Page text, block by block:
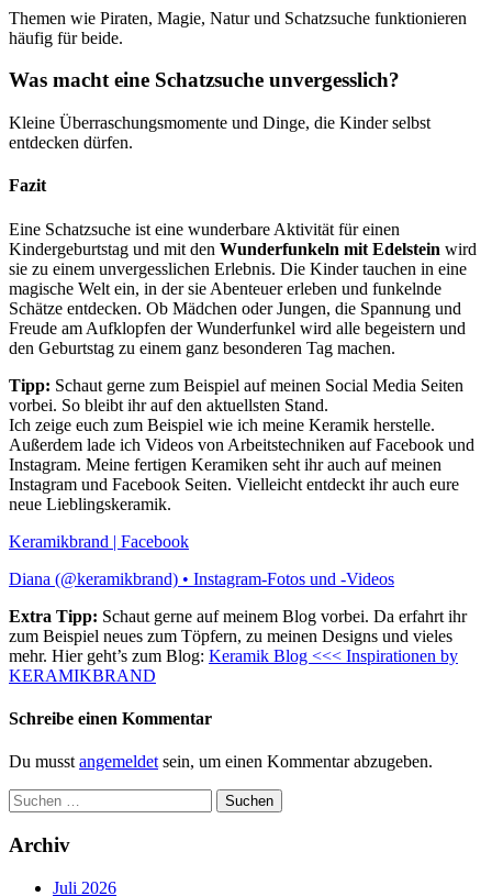
Themen wie Piraten, Magie, Natur und Schatzsuche funktionieren
häufig für beide.
Was macht eine Schatzsuche unvergesslich?
Kleine Überraschungsmomente und Dinge, die Kinder selbst
entdecken dürfen.
Fazit
Eine Schatzsuche ist eine wunderbare Aktivität für einen
Kindergeburtstag und mit den Wunderfunkeln mit Edelstein wird
sie zu einem unvergesslichen Erlebnis. Die Kinder tauchen in eine
magische Welt ein, in der sie Abenteuer erleben und funkelnde
Schätze entdecken. Ob Mädchen oder Jungen, die Spannung und
Freude am Aufklopfen der Wunderfunkel wird alle begeistern und
den Geburtstag zu einem ganz besonderen Tag machen.
Tipp: Schaut gerne zum Beispiel auf meinen Social Media Seiten
vorbei. So bleibt ihr auf den aktuellsten Stand.
Ich zeige euch zum Beispiel wie ich meine Keramik herstelle.
Außerdem lade ich Videos von Arbeitstechniken auf Facebook und
Instagram. Meine fertigen Keramiken seht ihr auch auf meinen
Instagram und Facebook Seiten. Vielleicht entdeckt ihr auch eure
neue Lieblingskeramik.
Keramikbrand | Facebook
Diana (@keramikbrand) • Instagram-Fotos und -Videos
Extra Tipp: Schaut gerne auf meinem Blog vorbei. Da erfahrt ihr
zum Beispiel neues zum Töpfern, zu meinen Designs und vieles
mehr. Hier geht’s zum Blog: Keramik Blog <<< Inspirationen by
KERAMIKBRAND
Schreibe einen Kommentar
Du musst angemeldet sein, um einen Kommentar abzugeben.
Suchen
nach:
Archiv
Juli 2026